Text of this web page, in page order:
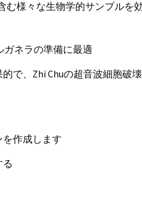
む様々な生物学的サンプルを
ガネラの準備に最適
で、Zhi Chuの超音波細胞破
作成します